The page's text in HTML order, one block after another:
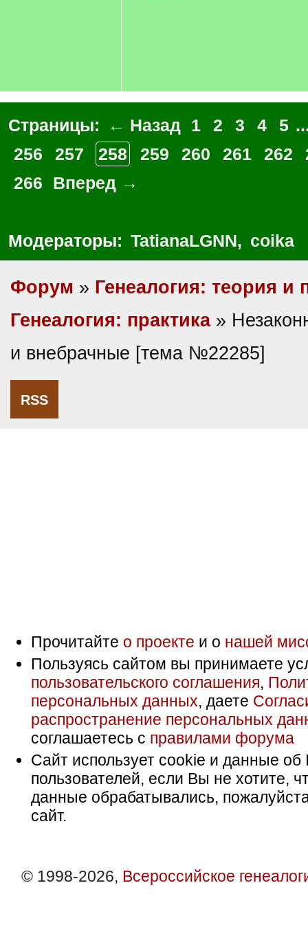
Страницы: ← Назад 1 2 3 4 5
256
257 258 259 260 261 262
266
Вперед →
Модераторы: TatianaLGNN, coika
Форум » Генеалогия: теория и
Генеалогия: практика»
и внебрачные [тема №22285]
RSS
Прочитайте о проекте и о нашей
Пользуясь сайтом вы принимаете
пользовательского соглашения,
персональных данных, даете
распространение персональных
соглашаетесь с правилами форума
Сайт использует cookie и данные об
пользователей, если Вы не хотите,
данные обрабатывались,
сайт.
© 1998-2026, Всероссийское